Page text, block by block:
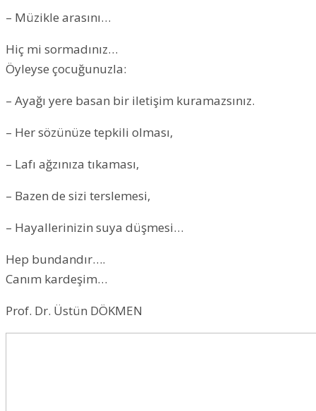
– Müzikle arasını…
Hiç mi sormadınız…
Öyleyse çocuğunuzla:
– Ayağı yere basan bir iletişim kuramazsınız.
– Her sözünüze tepkili olması,
– Lafı ağzınıza tıkaması,
– Bazen de sizi terslemesi,
– Hayallerinizin suya düşmesi…
Hep bundandır….
Canım kardeşim…
Prof. Dr. Üstün DÖKMEN